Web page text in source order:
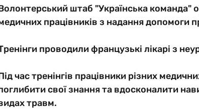
штаб "Українська команда"
працівників з надання допомоги
проводили французькі лікарі з
час тренінгів працівники різних
свої знання та вдосконалити
травм.